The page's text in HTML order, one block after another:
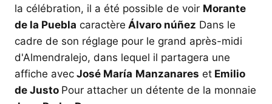
la célébration, il a été possible de voir Morante
de la Puebla caractère Álvaro núñez Dans le
cadre de son réglage pour le grand après-midi
d'Almendralejo, dans lequel il partagera une
affiche avec José María Manzanares et Emilio
de Justo Pour attacher un détente de la monnaie